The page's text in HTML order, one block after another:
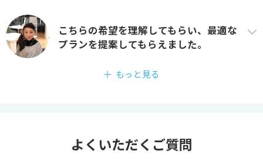
こちらの希望を理解してもらい、最適な
プランを提案してもらえました。
もっと見る
よくいただくご質問